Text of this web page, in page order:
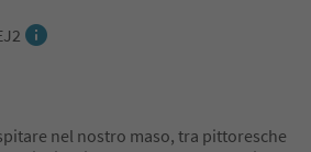
nel nostro maso, tra pittoresche